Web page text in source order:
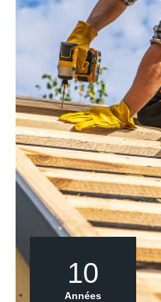
10
Années